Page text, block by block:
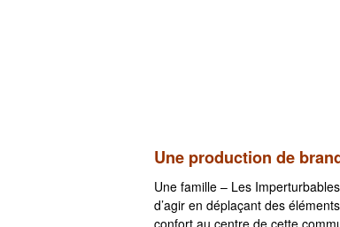
Une production de
Une famille – Les
d’agir en déplaçant des